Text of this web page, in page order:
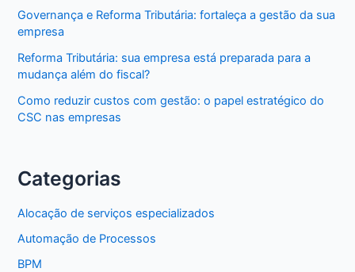
Governança e Reforma Tributária: fortaleça a gestão da sua
empresa
Reforma Tributária: sua empresa está preparada para a
mudança além do fiscal?
Como reduzir custos com gestão: o papel estratégico do
CSC nas empresas
Categorias
Alocação de serviços especializados
Automação de Processos
BPM